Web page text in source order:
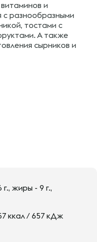
и
с разнообразными
тостами с
А также
сырников и
г., жиры - 9 г.,
ккал / 657 кДж